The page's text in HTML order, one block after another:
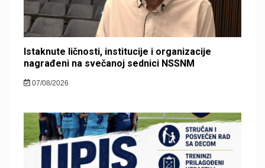
Istaknute ličnosti, institucije i organizacije
nagrađeni na svečanoj sednici NSSNM
07/08/2026